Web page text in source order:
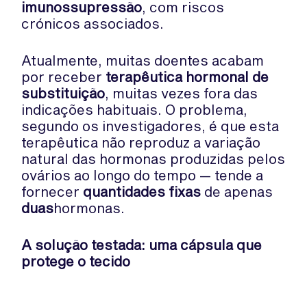
imunossupressão, com riscos
crónicos associados.
Atualmente, muitas doentes acabam
por receber terapêutica hormonal de
substituição, muitas vezes fora das
indicações habituais. O problema,
segundo os investigadores, é que esta
terapêutica não reproduz a variação
natural das hormonas produzidas pelos
ovários ao longo do tempo — tende a
fornecer quantidades fixas de apenas
duashormonas.
A solução testada: uma cápsula que
protege o tecido